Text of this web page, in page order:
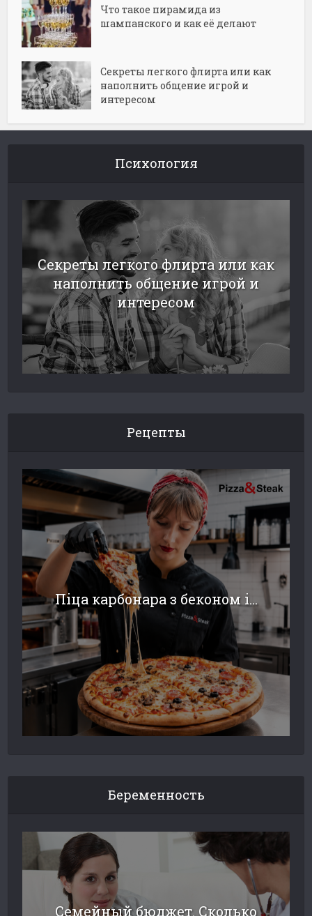
Что такое пирамида из
шампанского и как её делают
Секреты легкого флирта или как
наполнить общение игрой и
интересом
Психология
Секреты легкого флирта или как
наполнить общение игрой и
интересом
Рецепты
Піца карбонара з беконом і...
Беременность
Семейный бюджет. Сколько